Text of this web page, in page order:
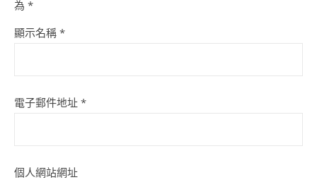
為 *
顯示名稱 *
電子郵件地址 *
個人網站網址